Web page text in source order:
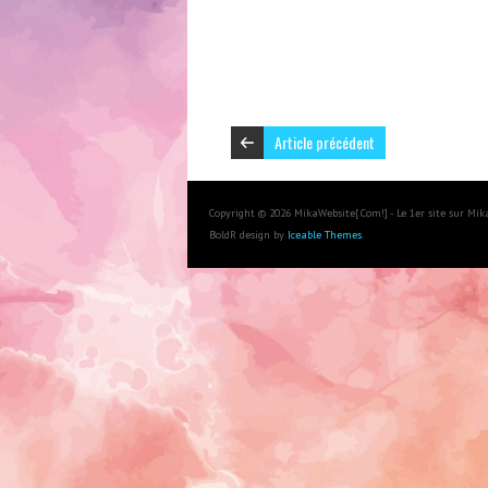
Article précédent
Copyright © 2026 MikaWebsite[.Com!] - Le 1er site sur
BoldR design by Iceable Themes.